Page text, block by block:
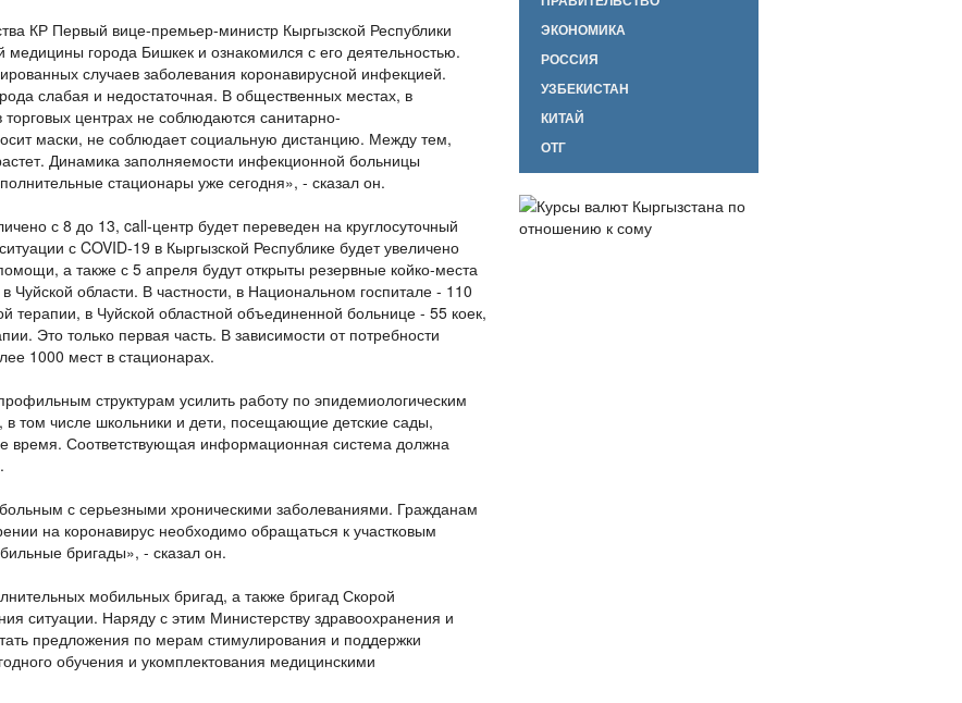
КР Первый вице-премьер-министр Кыргызской Республики
медицины города Бишкек и ознакомился с его деятельностью.
случаев заболевания коронавирусной инфекцией.
слабая и недостаточная. В общественных местах, в
центрах не соблюдаются санитарно-
маски, не соблюдает социальную дистанцию. Между тем,
Динамика заполняемости инфекционной больницы
стационары уже сегодня», - сказал он.
с 8 до 13, call-центр будет переведен на круглосуточный
с COVID-19 в Кыргызской Республике будет увеличено
а также с 5 апреля будут открыты резервные койко-места
области. В частности, в Национальном госпитале - 110
терапии, в Чуйской областной объединенной больнице - 55 коек,
Это только первая часть. В зависимости от потребности
1000 мест в стационарах.
структурам усилить работу по эпидемиологическим
в том числе школьники и дети, посещающие детские сады,
время. Соответствующая информационная система должна
с серьезными хроническими заболеваниями. Гражданам
на коронавирус необходимо обращаться к участковым
бригады», - сказал он.
мобильных бригад, а также бригад Скорой
ситуации. Наряду с этим Министерству здравоохранения и
предложения по мерам стимулирования и поддержки
обучения и укомплектования медицинскими
ЭКОНОМИКА
РОССИЯ
УЗБЕКИСТАН
КИТАЙ
ОТГ